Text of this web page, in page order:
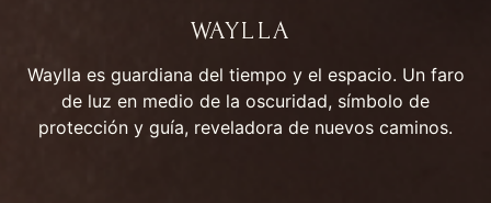
WAYLLA
Waylla es guardiana del tiempo y el espacio. Un faro
de luz en medio de la oscuridad, símbolo de
protección y guía, reveladora de nuevos caminos.